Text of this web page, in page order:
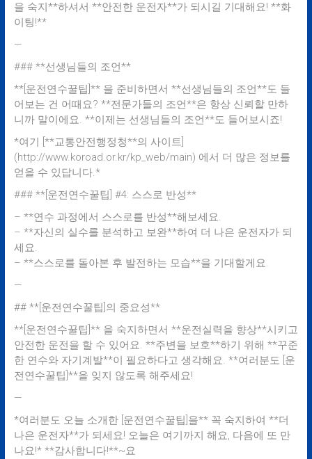
을 숙지**하셔서 **안전한 운전자**가 되시길 기대해요! **화
이팅!**
—
### **선생님들의 조언**
**[운전연수꿀팁]** 을 준비하면서 **선생님들의 조언**도 들
어보는 건 어때요? **전문가들의 조언**은 항상 신뢰할 만하
니까 말이에요. **이제는 선생님들의 조언**도 들어보시죠!
*여기 [**교통안전행정청**의 사이트]
(http://www.koroad.or.kr/kp_web/main) 에서 더 많은 정보를
얻을 수 있답니다.*
### **[운전연수꿀팁] #4: 스스로 반성**
– **연수 과정에서 스스로를 반성**해보세요.
– **자신의 실수를 분석하고 보완**하여 더 나은 운전자가 되
세요.
– **스스로를 돌아본 후 발전하는 모습**을 기대할게요.
—
## **[운전연수꿀팁]의 중요성**
**[운전연수꿀팁]** 을 숙지하면서 **운전실력을 향상**시키고
안전한 운전을 할 수 있어요. **주변을 보호**하기 위해 **꾸준
한 연수와 자기계발**이 필요하다고 생각해요. **여러분도 [운
전연수꿀팁]**을 잊지 않도록 해주세요!
—
*여러분도 오늘 소개한 [운전연수꿀팁]을** 꼭 숙지하여 **더
나은 운전자**가 되세요! 오늘은 여기까지 해요, 다음에 또 만
나요!* **감사합니다!**~요